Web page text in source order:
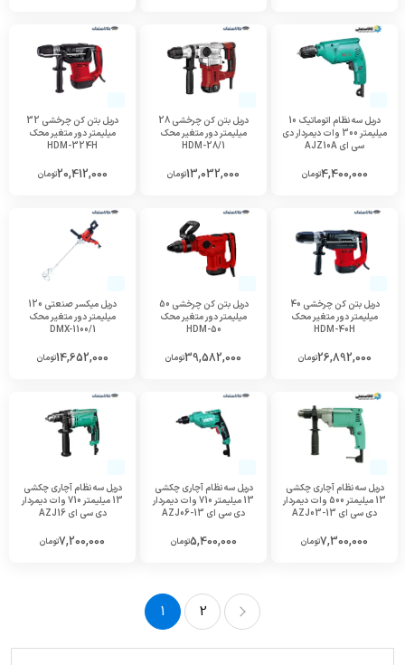
دریل سه نظام اتوماتیک 10
میلیمتر 300 وات دیمردار دی
سی ای AJZ10A
4,400,000تومان
دریل بتن کن چرخشی 28
میلیمتر دور متغیر محک
HDM-28/1
13,032,000تومان
دریل بتن کن چرخشی 32
میلیمتر دور متغیر محک
HDM-324H
20,412,000تومان
دریل بتن کن چرخشی 40
میلیمتر دور متغیر محک
HDM-40H
26,892,000تومان
دریل بتن کن چرخشی 50
میلیمتر دور متغیر محک
HDM-50
39,582,000تومان
دریل میکسر صنعتی 120
میلیمتر دور متغیر محک
DMX-1100/1
14,652,000تومان
دریل سه نظام آچاری چکشی
13 میلیمتر 500 وات دیمردار
دی سی ای AZJ03-13
7,300,000تومان
دریل سه نظام آچاری چکشی
13 میلیمتر 710 وات دیمردار
دی سی ای AZJ06-13
5,400,000تومان
دریل سه نظام آچاری چکشی
13 میلیمتر 710 وات دیمردار
دی سی ای AZJ16
7,200,000تومان
1 2